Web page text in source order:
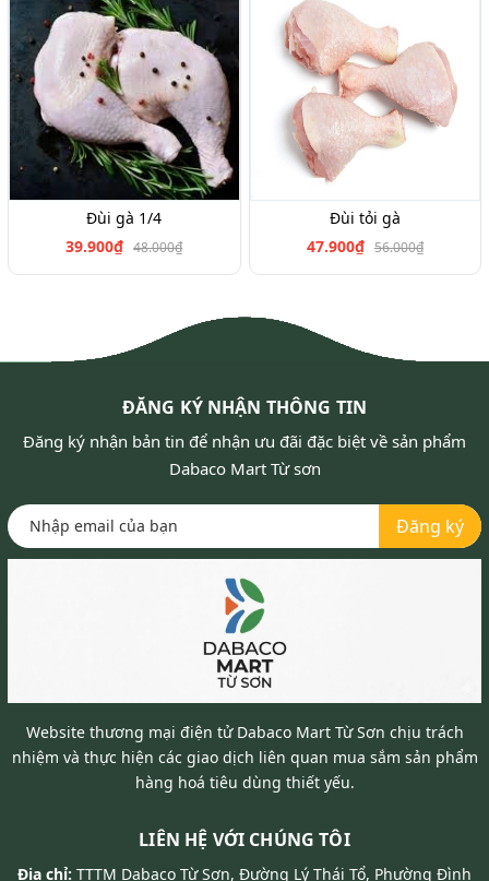
Đùi gà 1/4
39.900₫ 48.000₫
Đùi tỏi gà
47.900₫ 56.000₫
ĐĂNG KÝ NHẬN THÔNG TIN
Đăng ký nhận bản tin để nhận ưu đãi đặc biệt về sản phẩm
Dabaco Mart Từ sơn
Đăng ký
Website thương mại điện tử Dabaco Mart Từ Sơn chịu trách
nhiệm và thực hiện các giao dịch liên quan mua sắm sản phẩm
hàng hoá tiêu dùng thiết yếu.
LIÊN HỆ VỚI CHÚNG TÔI
Địa chỉ: TTTM Dabaco Từ Sơn, Đường Lý Thái Tổ, Phường Đình